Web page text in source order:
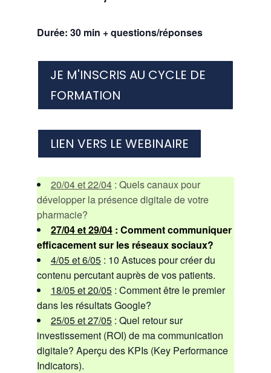
Durée: 30 min + questions/réponses
JE M'INSCRIS AU CYCLE DE
FORMATION
LIEN VERS LE WEBINAIRE
20/04 et 22/04: Quels canaux pour
développer la présence digitale de votre
pharmacie?
27/04 et 29/04: Comment communiquer
efficacement sur les réseaux sociaux?
4/05 et 6/05: 10 Astuces pour créer du
contenu percutant auprès de vos patients.
18/05 et 20/05: Comment être le premier
dans les résultats Google?
25/05 et 27/05: Quel retour sur
investissement (ROI) de ma communication
digitale? Aperçu des KPIs (Key Performance
Indicators).